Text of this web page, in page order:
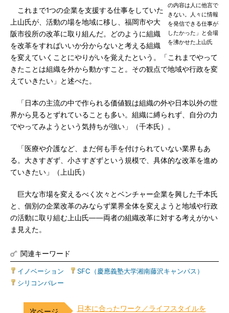
の内容は人に他言で
きない。人々に情報
を発信できる仕事が
したかった」と会場
を沸かせた上山氏
これまで1つの企業を支援する仕事をしていた
上山氏が、活動の場を地域に移し、福岡市や大
阪市役所の改革に取り組んだ。どのように組織
を改革をすればいいか分からないと考える組織
を変えていくことにやりがいを覚えたという。「これまでやって
きたことは組織を外から動かすこと。その観点で地域や行政を変
えていきたい」と述べた。
「日本の主流の中で作られる価値観は組織の外や日本以外の世
界から見るとずれていることも多い。組織に縛られず、自分の力
でやってみようという気持ちが強い」（千本氏）。
「医療や介護など、まだ何も手を付けられていない業界もあ
る。大きすぎず、小さすぎずという規模で、具体的な改革を進め
ていきたい」（上山氏）
巨大な市場を変えるべく次々とベンチャー企業を興した千本氏
と、個別の企業改革のみならず業界全体を変えようと地域や行政
の活動に取り組む上山氏――両者の組織改革に対する考えがかい
ま見えた。
関連キーワード
イノベーション SFC（慶應義塾大学湘南藤沢キャンパス）
シリコンバレー
日本に合ったワーク／ライフスタイルを